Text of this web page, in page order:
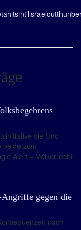
hitsint’lisraelout
–
die Uno-
beide zum
Alert – Völkerrecht
gegen die
nach